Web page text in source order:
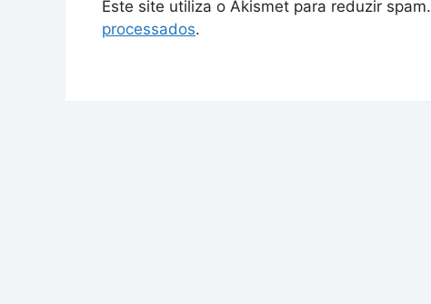
Este site utiliza o Akismet para reduzir spam.
processados.